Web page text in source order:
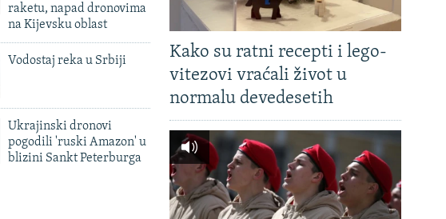
raketu, napad dronovima
na Kijevsku oblast
Vodostaj reka u Srbiji
Ukrajinski dronovi
pogodili 'ruski Amazon' u
blizini Sankt Peterburga
Kako su ratni recepti i lego-
vitezovi vraćali život u
normalu devedesetih